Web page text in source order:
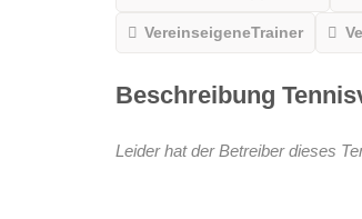
VereinseigeneTrainer
Beschreibung
Leider hat der Betreiber dieses